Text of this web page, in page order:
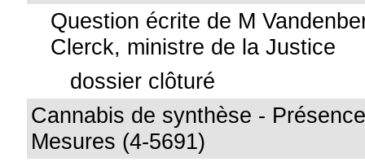
Question écrite de M
Clerck, ministre de la Justice
dossier clôturé
Cannabis de synthèse -
Mesures (4-5691)